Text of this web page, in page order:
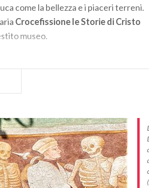
come la bellezza e i piaceri terreni.
Crocefissione le Storie di Cristo
museo.
della valle a base dipolenta e funghi!
, guida abilitata
QUIper scoprire le